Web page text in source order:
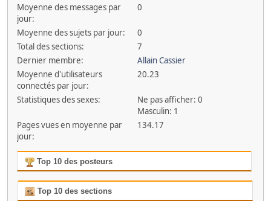
Moyenne des messages par
jour:
0
Moyenne des sujets par jour:
0
Total des sections:
7
Dernier membre:
Allain Cassier
Moyenne d'utilisateurs
connectés par jour:
20.23
Statistiques des sexes:
Ne pas afficher: 0
Masculin: 1
Pages vues en moyenne par
jour:
134.17
Top 10 des posteurs
Top 10 des sections